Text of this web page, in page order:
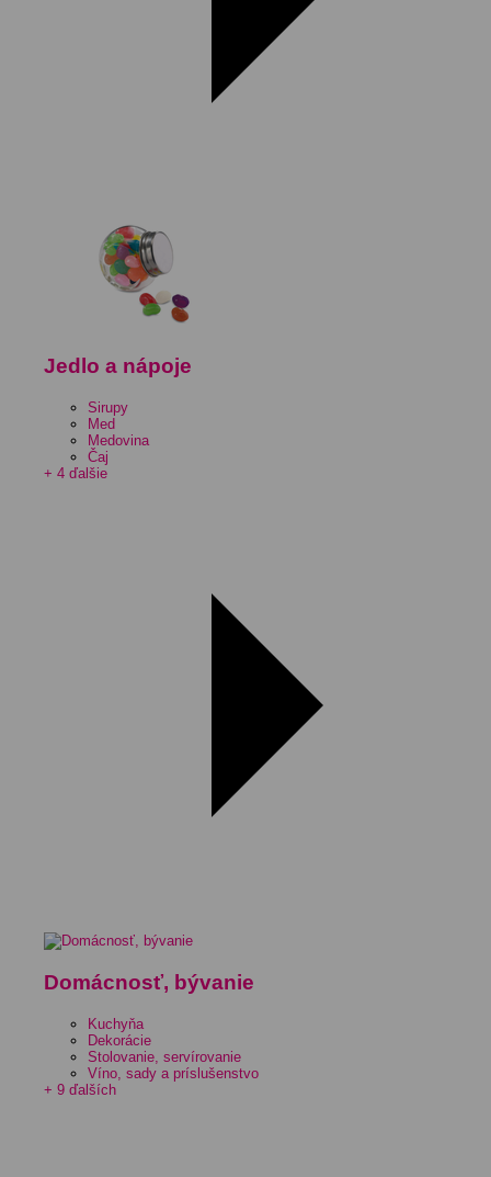
Jedlo a nápoje
Sirupy
Med
Medovina
Čaj
+ 4 ďalšie
Domácnosť, bývanie
Kuchyňa
Dekorácie
Stolovanie, servírovanie
Víno, sady a príslušenstvo
+ 9 ďalších